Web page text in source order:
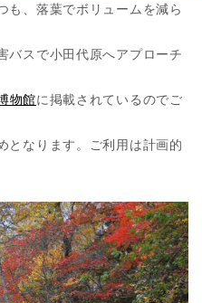
も、落葉でボリュームを減ら
バスで小田代原へアプローチ
物館に掲載されているのでご
となります。ご利用は計画的